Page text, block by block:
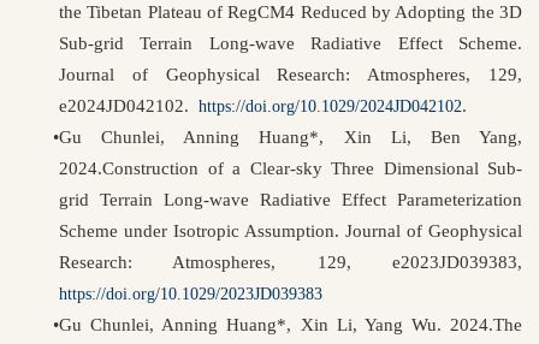
the Tibetan Plateau of RegCM4 Reduced by Adopting the 3D
Sub-grid Terrain Long-wave Radiative Effect Scheme.
Journal of Geophysical Research: Atmospheres, 129,
e2024JD042102. https://doi.org/10.1029/2024JD042102.
•Gu Chunlei, Anning Huang*, Xin Li, Ben Yang,
2024.Construction of a Clear-sky Three Dimensional Sub-
grid Terrain Long-wave Radiative Effect Parameterization
Scheme under Isotropic Assumption. Journal of Geophysical
Research: Atmospheres, 129, e2023JD039383,
https://doi.org/10.1029/2023JD039383
•Gu Chunlei, Anning Huang*, Xin Li, Yang Wu. 2024.The